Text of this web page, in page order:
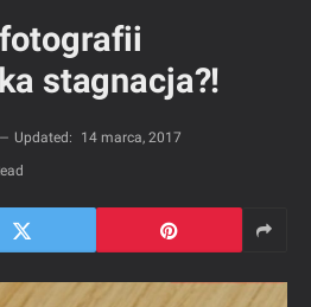
stagnacja?!
Updated:
14 marca, 2017